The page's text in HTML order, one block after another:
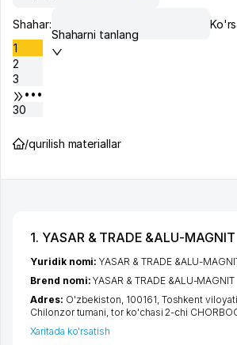
Shahar:
Shaharni tanlang
1
2
3
•••
30
/qurilish materiallar
1. YASAR & TRADE &ALU-MAGNIT
Yuridik nomi:YASAR & TRADE &ALU-
Brend nomi:YASAR & TRADE &ALU-MAGNIT
Adres: O'zbekiston, 100161, Toshkent viloyati
Chilonzor tumani ,tor ko'chasi 2-chi
Xaritada ko'rsatish